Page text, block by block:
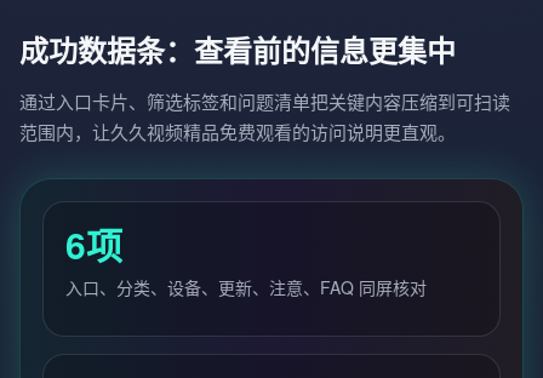
成功数据条：查看前的信息更集中
通过入口卡片、筛选标签和问题清单把关键内容压缩到可扫读
范围内，让久久视频精品免费观看的访问说明更直观。
6项
入口、分类、设备、更新、注意、FAQ 同屏核对